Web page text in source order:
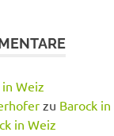
in Weiz
zu Barock
in Weiz